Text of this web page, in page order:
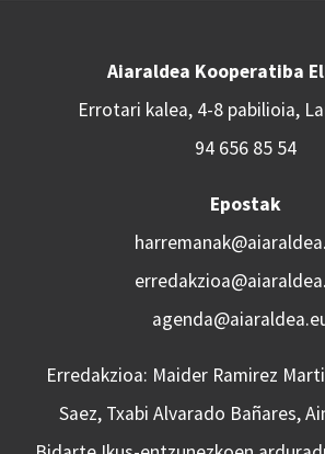
Aiaraldea Kooperatiba
Errotari kalea, 4-8 pabilioia,
94 656 85 54
Epostak
Erredakzioa: Maider Ramirez
Saez, Txabi Alvarado Bañares,